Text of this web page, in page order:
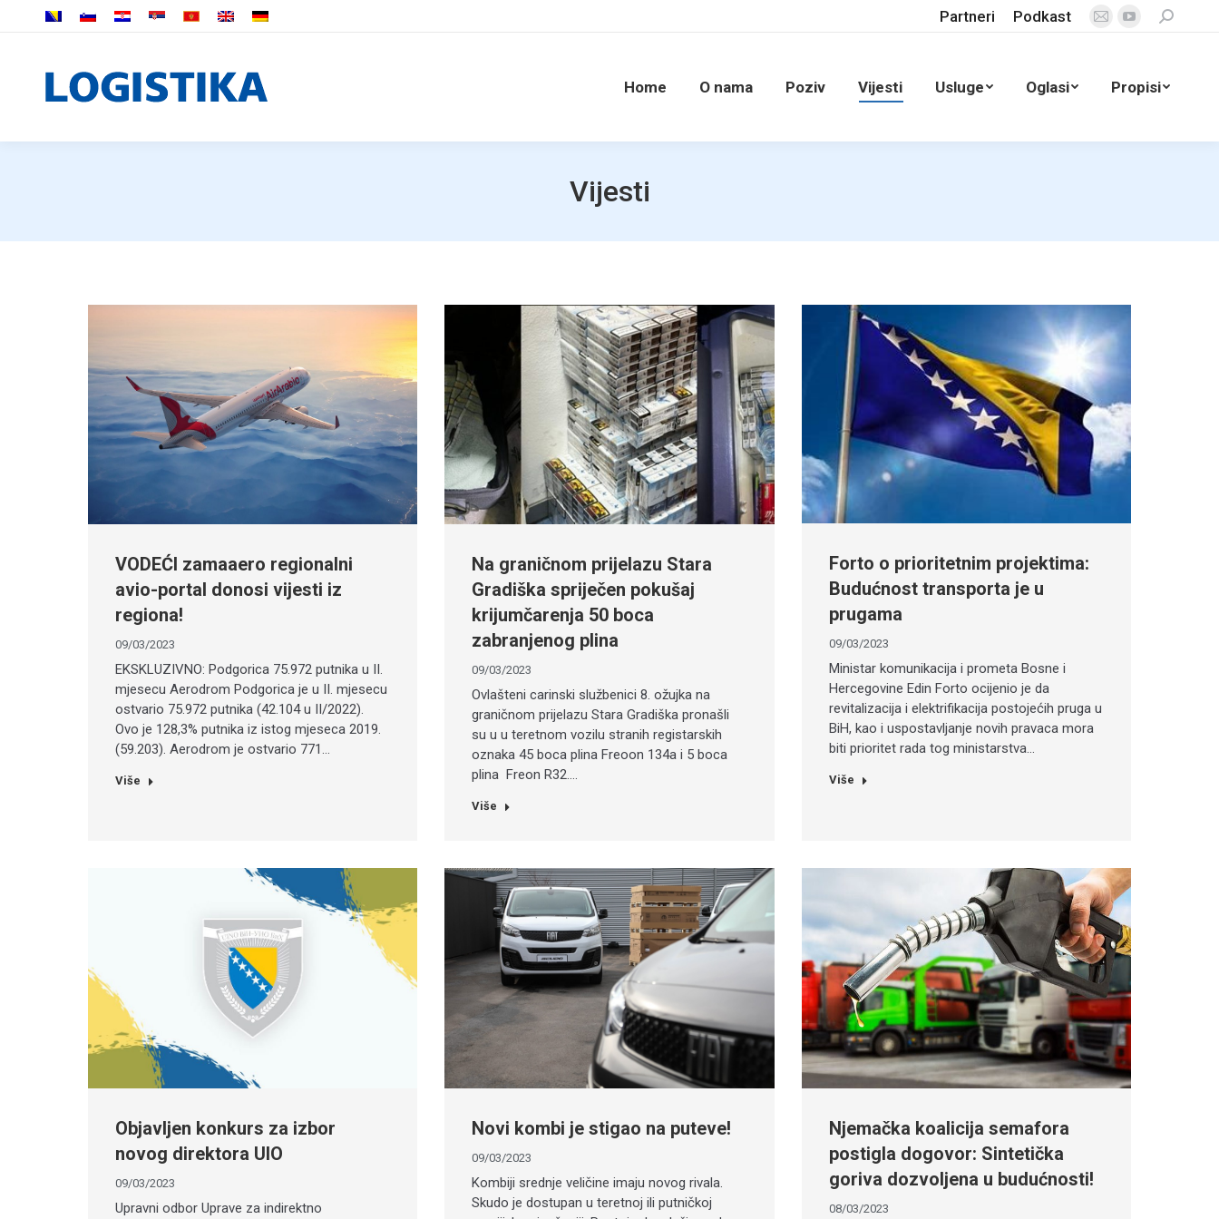
Partneri Podkast
Mail
window
YouTube
in
window
Search:
Home O nama Poziv Vijesti Usluge Oglasi Propisi
Vijesti
VODEĆI zamaaero regionalni
avio-portal donosi vijesti iz
regiona!
09/03/2023
EKSKLUZIVNO: Podgorica 75.972 putnika u II.
mjesecu Aerodrom Podgorica je u II. mjesecu
ostvario 75.972 putnika (42.104 u II/2022).
Ovo je 128,3% putnika iz istog mjeseca 2019.
(59.203). Aerodrom je ostvario 771…
Više
Na graničnom prijelazu Stara
Gradiška spriječen pokušaj
krijumčarenja 50 boca
zabranjenog plina
09/03/2023
Ovlašteni carinski službenici 8. ožujka na
graničnom prijelazu Stara Gradiška pronašli
su u u teretnom vozilu stranih registarskih
oznaka 45 boca plina Freoon 134a i 5 boca
plina Freon R32.…
Više
Forto o prioritetnim projektima:
Budućnost transporta je u
prugama
09/03/2023
Ministar komunikacija i prometa Bosne i
Hercegovine Edin Forto ocijenio je da
revitalizacija i elektrifikacija postojećih pruga u
BiH, kao i uspostavljanje novih pravaca mora
biti prioritet rada tog ministarstva…
Više
Objavljen konkurs za izbor
novog direktora UIO
09/03/2023
Upravni odbor Uprave za indirektno
Novi kombi je stigao na puteve!
09/03/2023
Kombiji srednje veličine imaju novog rivala.
Skudo je dostupan u teretnoj ili putničkoj
Njemačka koalicija semafora
postigla dogovor: Sintetička
goriva dozvoljena u budućnosti!
08/03/2023